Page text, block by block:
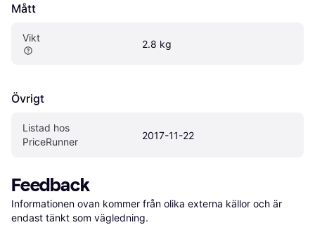
Mått
Vikt
2.8 kg
Övrigt
Listad hos
PriceRunner
2017-11-22
Feedback
Informationen ovan kommer från olika externa källor och är
endast tänkt som vägledning.